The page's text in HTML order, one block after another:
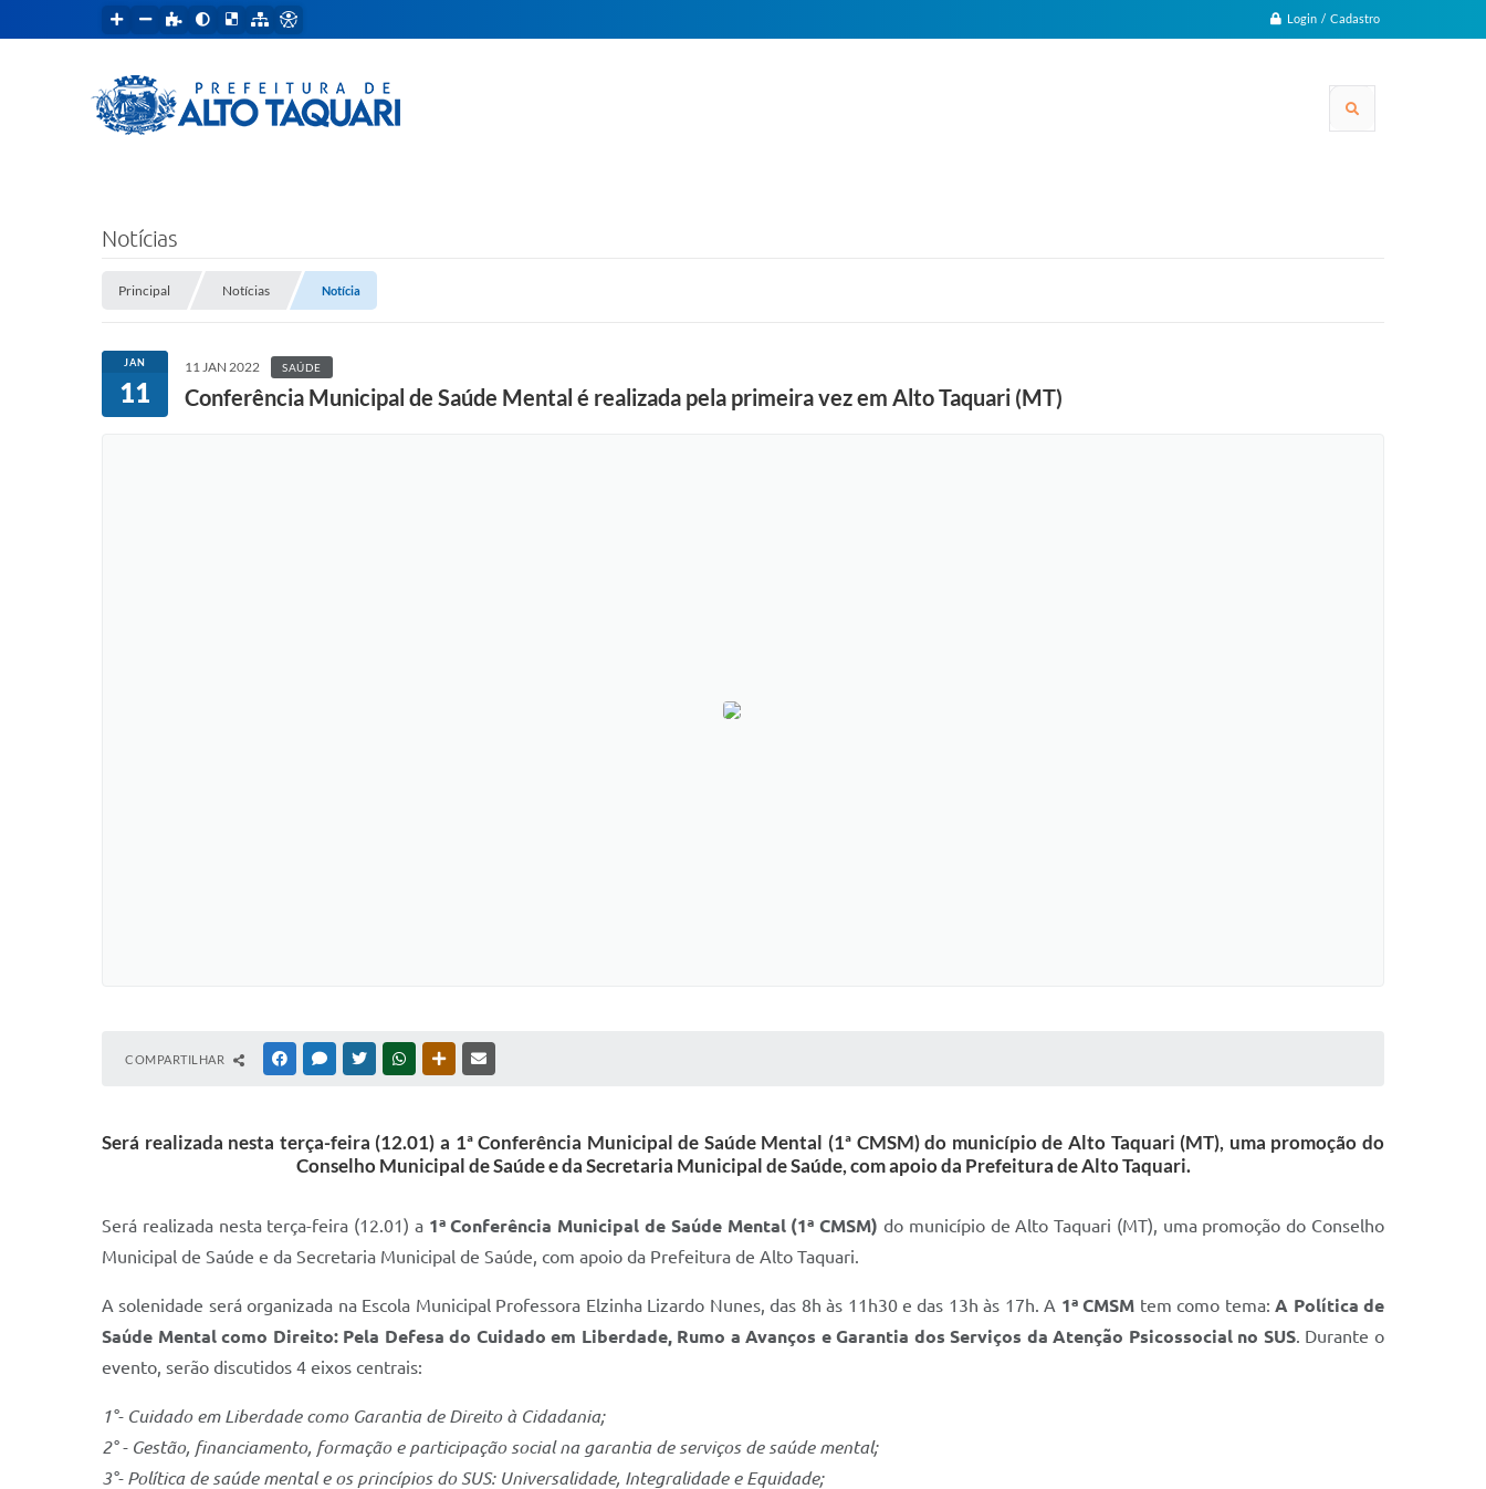
Login / Cadastro
Notícias
Principal Notícias Notícia
JAN
11
11 JAN 2022 SAÚDE
Conferência Municipal de Saúde Mental é realizada pela primeira vez em Alto Taquari (MT)
COMPARTILHAR FACEBOOKMESSENGER
TWITTERWHATSAPPOUTRAS MÍDIAS
Será realizada nesta terça-feira (12.01) a 1ª Conferência Municipal de Saúde Mental (1ª CMSM) do município de Alto Taquari (MT), uma promoção do
Conselho Municipal de Saúde e da Secretaria Municipal de Saúde, com apoio da Prefeitura de Alto Taquari.
Será realizada nesta terça-feira (12.01) a 1ª Conferência Municipal de Saúde Mental (1ª CMSM) do município de Alto Taquari (MT), uma promoção do Conselho
Municipal de Saúde e da Secretaria Municipal de Saúde, com apoio da Prefeitura de Alto Taquari.
A solenidade será organizada na Escola Municipal Professora Elzinha Lizardo Nunes, das 8h às 11h30 e das 13h às 17h. A 1ª CMSM tem como tema:A Política de
Saúde Mental como Direito: Pela Defesa do Cuidado em Liberdade, Rumo a Avanços e Garantia dos Serviços da Atenção Psicossocial no SUS. Durante o
evento, serão discutidos 4 eixos centrais:
1°- Cuidado em Liberdade como Garantia de Direito à Cidadania;
2° - Gestão, financiamento, formação e participação social na garantia de serviços de saúde mental;
3°- Política de saúde mental e os princípios do SUS: Universalidade, Integralidade e Equidade;